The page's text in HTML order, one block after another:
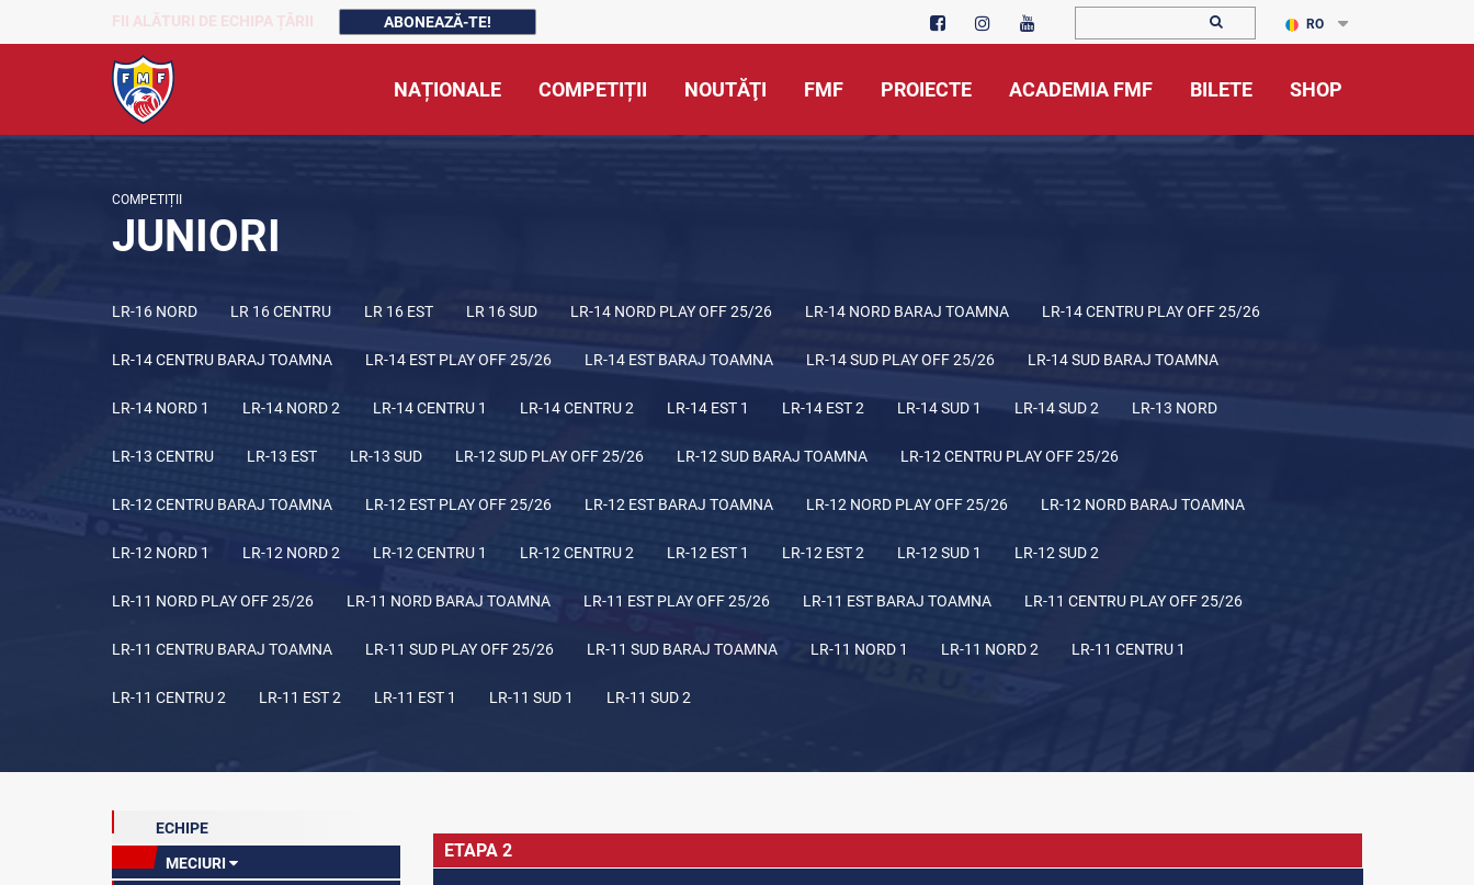
FII ALĂTURI DE ECHIPA ȚĂRII ABONEAZĂ-TE! RO
NAȚIONALE COMPETIȚII NOUTĂŢI FMF PROIECTE ACADEMIA FMF BILETE SHOP
COMPETIȚII
JUNIORI
LR-16 NORD LR 16 CENTRU LR 16 EST LR 16 SUD LR-14 NORD PLAY OFF 25/26 LR-14 NORD BARAJ TOAMNA LR-14 CENTRU PLAY OFF 25/26
LR-14 CENTRU BARAJ TOAMNA LR-14 EST PLAY OFF 25/26 LR-14 EST BARAJ TOAMNA LR-14 SUD PLAY OFF 25/26 LR-14 SUD BARAJ TOAMNA
LR-14 NORD 1 LR-14 NORD 2 LR-14 CENTRU 1 LR-14 CENTRU 2 LR-14 EST 1 LR-14 EST 2 LR-14 SUD 1 LR-14 SUD 2 LR-13 NORD
LR-13 CENTRU LR-13 EST LR-13 SUD LR-12 SUD PLAY OFF 25/26 LR-12 SUD BARAJ TOAMNA LR-12 CENTRU PLAY OFF 25/26
LR-12 CENTRU BARAJ TOAMNA LR-12 EST PLAY OFF 25/26 LR-12 EST BARAJ TOAMNA LR-12 NORD PLAY OFF 25/26 LR-12 NORD BARAJ TOAMNA
LR-12 NORD 1 LR-12 NORD 2 LR-12 CENTRU 1 LR-12 CENTRU 2 LR-12 EST 1 LR-12 EST 2 LR-12 SUD 1 LR-12 SUD 2
LR-11 NORD PLAY OFF 25/26 LR-11 NORD BARAJ TOAMNA LR-11 EST PLAY OFF 25/26 LR-11 EST BARAJ TOAMNA LR-11 CENTRU PLAY OFF 25/26
LR-11 CENTRU BARAJ TOAMNA LR-11 SUD PLAY OFF 25/26 LR-11 SUD BARAJ TOAMNA LR-11 NORD 1 LR-11 NORD 2 LR-11 CENTRU 1
LR-11 CENTRU 2 LR-11 EST 2 LR-11 EST 1 LR-11 SUD 1 LR-11 SUD 2
ECHIPE
MECIURI
ETAPA 2